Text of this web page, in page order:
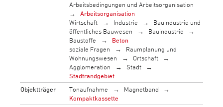
Arbeitsbedingungen und Arbeitsorganisation
Arbeitsorganisation
Wirtschaft
Industrie
Bauindustrie und
öffentliches Bauwesen
Bauindustrie
Baustoffe
Beton
soziale Fragen
Raumplanung und
Wohnungswesen
Ortschaft
Agglomeration
Stadt
Stadtrandgebiet
Objektträger
Tonaufnahme
Magnetband
Kompaktkassette